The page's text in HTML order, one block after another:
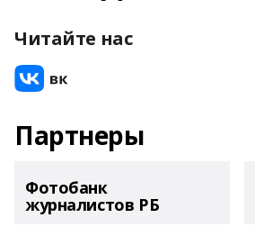
Читайте нас
Партнеры
Фотобанк
журналистов РБ